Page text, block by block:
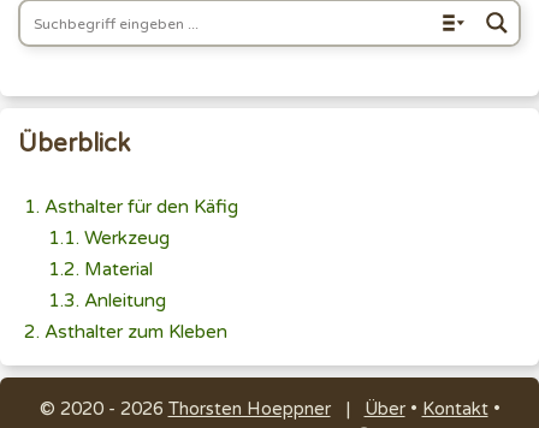
Überblick
Asthalter für den Käfig
Werkzeug
Material
Anleitung
Asthalter zum Kleben
© 2020 - 2026 Thorsten Hoeppner| Über• Kontakt•